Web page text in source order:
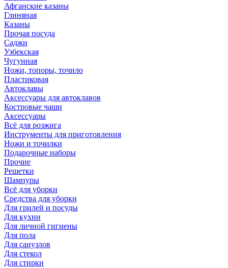
Афганские казаны
Глиняная
Казаны
Прочая посуда
Саджи
Узбекская
Чугунная
Ножи, топоры, точило
Пластиковая
Автоклавы
Аксессуары для автоклавов
Костровые чаши
Аксессуары
Всё для розжига
Инструменты для приготовления
Ножи и точилки
Подарочные наборы
Прочие
Решетки
Шампуры
Всё для уборки
Средства для уборки
Для грилей и посуды
Для кухни
Для личной гигиены
Для пола
Для санузлов
Для стекол
Для стирки